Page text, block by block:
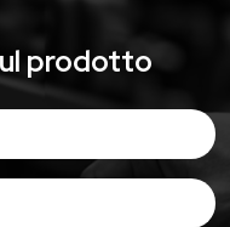
prodotto